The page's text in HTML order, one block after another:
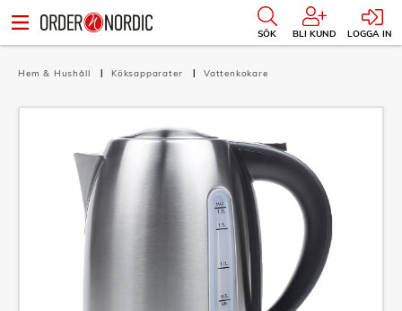
SÖK BLI KUND LOGGA IN
Hem & Hushåll Köksapparater Vattenkokare